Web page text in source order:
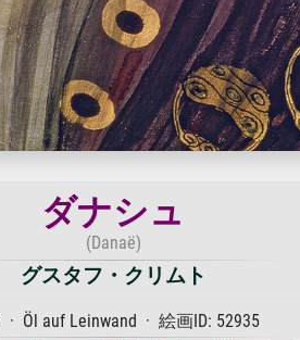
ダナシュ
(Danaë)
グスタフ・クリムト
· Öl auf Leinwand · 絵画ID: 52935